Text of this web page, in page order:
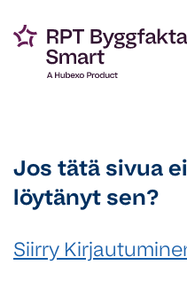
Jos tätä sivua
löytänyt sen?
Siirry